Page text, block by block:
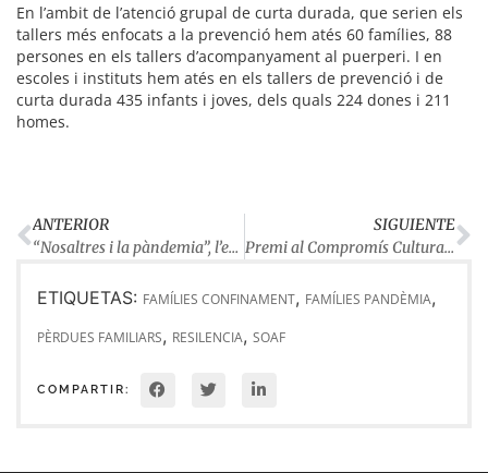
En l’ambit de l’atenció grupal de curta durada, que serien els
tallers més enfocats a la prevenció hem atés 60 famílies, 88
persones en els tallers d’acompanyament al puerperi. I en
escoles i instituts hem atés en els tallers de prevenció i de
curta durada 435 infants i joves, dels quals 224 dones i 211
homes.
ANTERIOR
“Nosaltres i la pàndemia”, l’edició del nostre Concurs de fotografia més participada
SIGUIENTE
Premi al Compromís Cultural Òmnium Anoia 2021
ETIQUETAS: FAMÍLIES CONFINAMENT, FAMÍLIES PANDÈMIA,
PÈRDUES FAMILIARS, RESILENCIA, SOAF
COMPARTIR: